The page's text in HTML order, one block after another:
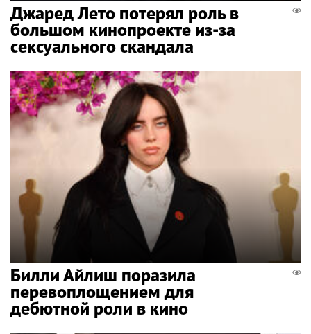
Джаред Лето потерял роль в
большом кинопроекте из-за
сексуального скандала
Билли Айлиш поразила
перевоплощением для
дебютной роли в кино